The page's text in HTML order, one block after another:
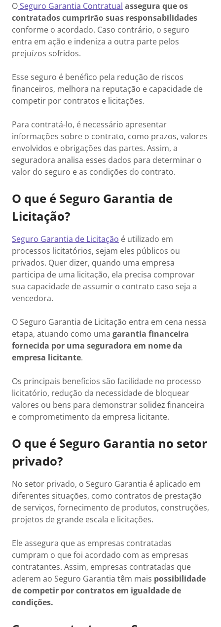
OSeguro Garantia Contratual assegura que os
contratados cumprirão suas responsabilidades
conforme o acordado. Caso contrário, o seguro
entra em ação e indeniza a outra parte pelos
prejuízos sofridos.
Esse seguro é benéfico pela redução de riscos
financeiros, melhora na reputação e capacidade de
competir por contratos e licitações.
Para contratá-lo, é necessário apresentar
informações sobre o contrato, como prazos, valores
envolvidos e obrigações das partes. Assim, a
seguradora analisa esses dados para determinar o
valor do seguro e as condições do contrato.
O que é Seguro Garantia de
Licitação?
Seguro Garantia de Licitação é utilizado em
processos licitatórios, sejam eles públicos ou
privados. Quer dizer, quando uma empresa
participa de uma licitação, ela precisa comprovar
sua capacidade de assumir o contrato caso seja a
vencedora.
O Seguro Garantia de Licitação entra em cena nessa
etapa, atuando como uma garantia financeira
fornecida por uma seguradora em nome da
empresa licitante.
Os principais benefícios são facilidade no processo
licitatório, redução da necessidade de bloquear
valores ou bens para demonstrar solidez financeira
e comprometimento da empresa licitante.
O que é Seguro Garantia no setor
privado?
No setor privado, o Seguro Garantia é aplicado em
diferentes situações, como contratos de prestação
de serviços, fornecimento de produtos, construções,
projetos de grande escala e licitações.
Ele assegura que as empresas contratadas
cumpram o que foi acordado com as empresas
contratantes. Assim, empresas contratadas que
aderem ao Seguro Garantia têm mais possibilidade
de competir por contratos em igualdade de
condições.